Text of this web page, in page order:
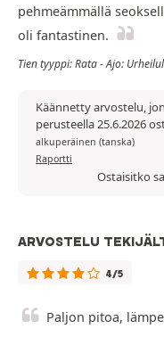
pehmeämmällä
oli fantastinen.
Tien tyyppi: Rata - Ajo:
Käännetty arvostelu,
perusteella 25.6.2026
alkuperäinen (tanska)
Raportti
Ostaisitko
ARVOSTELU
4/5
Paljon pitoa,